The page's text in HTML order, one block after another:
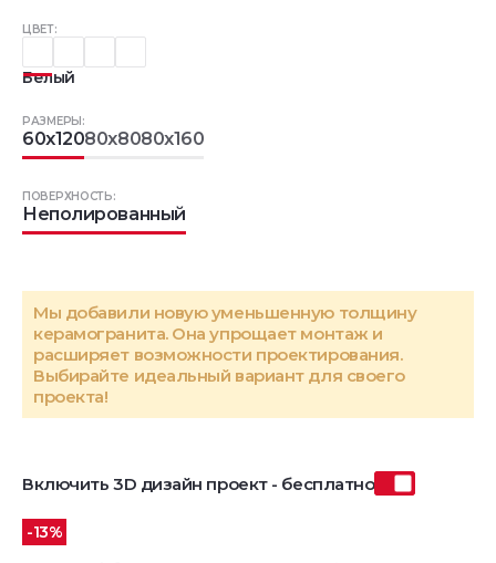
ЦВЕТ:
Белый
РАЗМЕРЫ:
60x12080x8080x160
ПОВЕРХНОСТЬ:
Неполированный
Мы добавили новую уменьшенную толщину
керамогранита. Она упрощает монтаж и
расширяет возможности проектирования.
Выбирайте идеальный вариант для своего
проекта!
Включить 3D дизайн проект - бесплатно
-13%